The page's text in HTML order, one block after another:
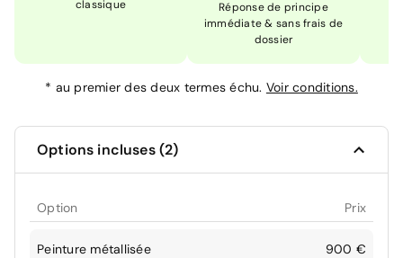
classique
Réponse de principe
immédiate & sans frais de
dossier
* au premier des deux termes échu. Voir conditions.
Options incluses (2)
Option Prix
Peinture métallisée 900 €